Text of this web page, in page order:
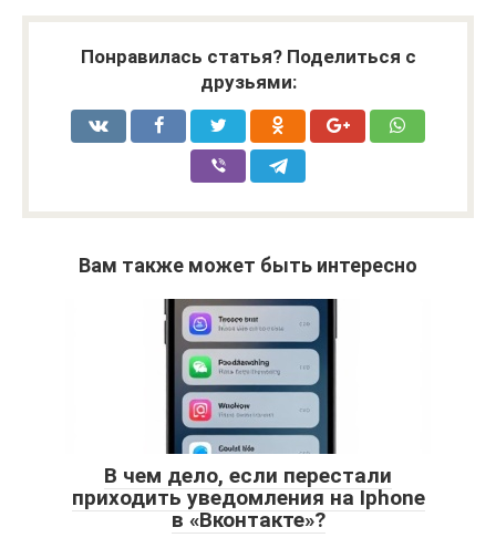
Понравилась статья? Поделиться с
друзьями:
Вам также может быть интересно
В чем дело, если перестали
приходить уведомления на Iphone
в «Вконтакте»?